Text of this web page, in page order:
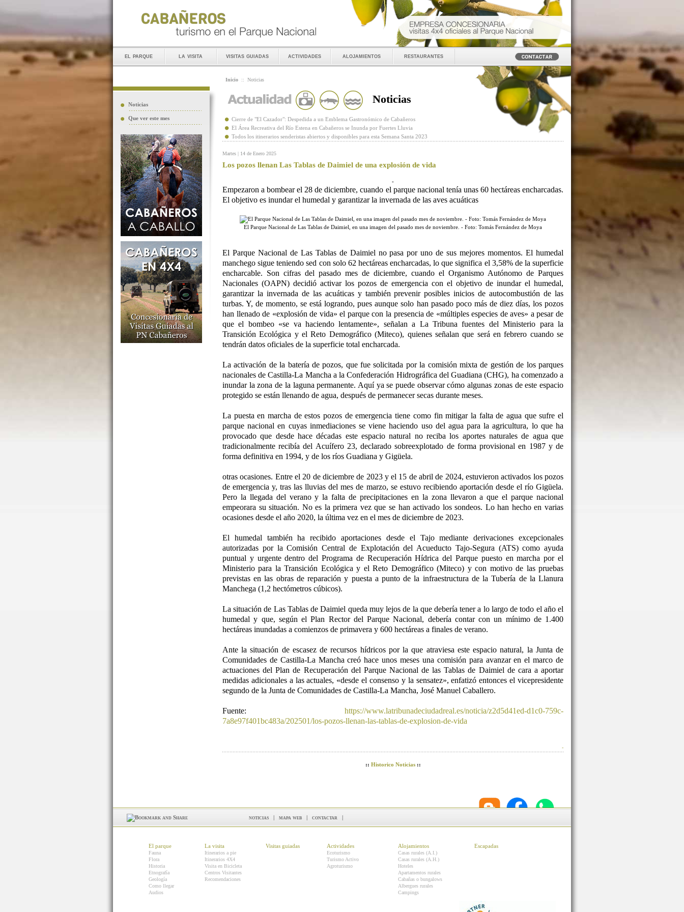
el parque la visita visitas guiadas actividades alojamientos restaurantes
Noticias
Que ver este mes
Inicio :: Noticias
Noticias
Cierre de "El Cazador": Despedida a un Emblema Gastronómico de Cabañeros
El Área Recreativa del Río Estena en Cabañeros se Inunda por Fuertes Lluvia
Todos los itinerarios senderistas abiertos y disponibles para esta Semana Santa 2023
Martes | 14 de Enero 2025
Los pozos llenan Las Tablas de Daimiel de una explosión de vida
-
Empezaron a bombear el 28 de diciembre, cuando el parque nacional tenía unas 60 hectáreas encharcadas.
El objetivo es inundar el humedal y garantizar la invernada de las aves acuáticas
El Parque Nacional de Las Tablas de Daimiel, en una imagen del pasado mes de noviembre. - Foto: Tomás Fernández de Moya
El Parque Nacional de Las Tablas de Daimiel no pasa por uno de sus mejores momentos. El humedal
manchego sigue teniendo sed con solo 62 hectáreas encharcadas, lo que significa el 3,58% de la superficie
encharcable. Son cifras del pasado mes de diciembre, cuando el Organismo Autónomo de Parques
Nacionales (OAPN) decidió activar los pozos de emergencia con el objetivo de inundar el humedal,
garantizar la invernada de las acuáticas y también prevenir posibles inicios de autocombustión de las
turbas. Y, de momento, se está logrando, pues aunque solo han pasado poco más de diez días, los pozos
han llenado de «explosión de vida» el parque con la presencia de «múltiples especies de aves» a pesar de
que el bombeo «se va haciendo lentamente», señalan a La Tribuna fuentes del Ministerio para la
Transición Ecológica y el Reto Demográfico (Miteco), quienes señalan que será en febrero cuando se
tendrán datos oficiales de la superficie total encharcada.
La activación de la batería de pozos, que fue solicitada por la comisión mixta de gestión de los parques
nacionales de Castilla-La Mancha a la Confederación Hidrográfica del Guadiana (CHG), ha comenzado a
inundar la zona de la laguna permanente. Aquí ya se puede observar cómo algunas zonas de este espacio
protegido se están llenando de agua, después de permanecer secas durante meses.
La puesta en marcha de estos pozos de emergencia tiene como fin mitigar la falta de agua que sufre el
parque nacional en cuyas inmediaciones se viene haciendo uso del agua para la agricultura, lo que ha
provocado que desde hace décadas este espacio natural no reciba los aportes naturales de agua que
tradicionalmente recibía del Acuífero 23, declarado sobreexplotado de forma provisional en 1987 y de
forma definitiva en 1994, y de los ríos Guadiana y Gigüela.
otras ocasiones. Entre el 20 de diciembre de 2023 y el 15 de abril de 2024, estuvieron activados los pozos
de emergencia y, tras las lluvias del mes de marzo, se estuvo recibiendo aportación desde el río Gigüela.
Pero la llegada del verano y la falta de precipitaciones en la zona llevaron a que el parque nacional
empeorara su situación. No es la primera vez que se han activado los sondeos. Lo han hecho en varias
ocasiones desde el año 2020, la última vez en el mes de diciembre de 2023.
El humedal también ha recibido aportaciones desde el Tajo mediante derivaciones excepcionales
autorizadas por la Comisión Central de Explotación del Acueducto Tajo-Segura (ATS) como ayuda
puntual y urgente dentro del Programa de Recuperación Hídrica del Parque puesto en marcha por el
Ministerio para la Transición Ecológica y el Reto Demográfico (Miteco) y con motivo de las pruebas
previstas en las obras de reparación y puesta a punto de la infraestructura de la Tubería de la Llanura
Manchega (1,2 hectómetros cúbicos).
La situación de Las Tablas de Daimiel queda muy lejos de la que debería tener a lo largo de todo el año el
humedal y que, según el Plan Rector del Parque Nacional, debería contar con un mínimo de 1.400
hectáreas inundadas a comienzos de primavera y 600 hectáreas a finales de verano.
Ante la situación de escasez de recursos hídricos por la que atraviesa este espacio natural, la Junta de
Comunidades de Castilla-La Mancha creó hace unos meses una comisión para avanzar en el marco de
actuaciones del Plan de Recuperación del Parque Nacional de las Tablas de Daimiel de cara a aportar
medidas adicionales a las actuales, «desde el consenso y la sensatez», enfatizó entonces el vicepresidente
segundo de la Junta de Comunidades de Castilla-La Mancha, José Manuel Caballero.
Fuente: https://www.latribunadeciudadreal.es/noticia/z2d5d41ed-d1c0-759c-
7a8e97f401bc483a/202501/los-pozos-llenan-las-tablas-de-explosion-de-vida
-
:: Historico Noticias::
noticias | mapa web | contactar |
El parque
Fauna
Flora
Historia
Etnografía
Geología
Como llegar
Audios
La visita
Itinerarios a pie
Itinerarios 4X4
Visita en Bicicleta
Centros Visitantes
Recomendaciones
Visitas guiadas Actividades
Ecoturismo
Turismo Activo
Agroturismo
Alojamientos
Casas rurales (A.I.)
Casas rurales (A.H.)
Hoteles
Apartamentos rurales
Cabañas o bungalows
Albergues rurales
Campings
Escapadas